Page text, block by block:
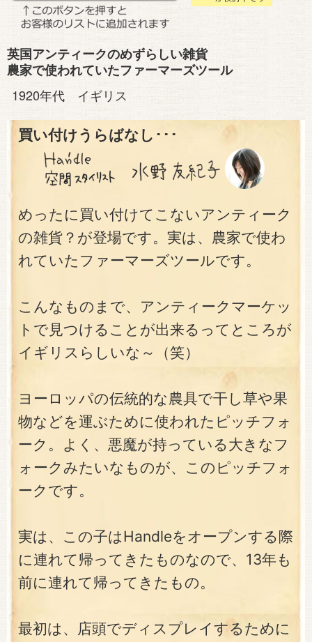
英国アンティークのめずらしい雑貨
農家で使われていたファーマーズツール
1920年代 イギリス
買い付けうらばなし･･･
めったに買い付けてこないアンティーク
の雑貨？が登場です。実は、農家で使わ
れていたファーマーズツールです。
こんなものまで、アンティークマーケッ
トで見つけることが出来るってところが
イギリスらしいな～（笑）
ヨーロッパの伝統的な農具で干し草や果
物などを運ぶために使われたピッチフォ
ーク。よく、悪魔が持っている大きなフ
ォークみたいなものが、このピッチフォ
ークです。
実は、この子はHandleをオープンする際
に連れて帰ってきたものなので、13年も
前に連れて帰ってきたもの。
最初は、店頭でディスプレイするために